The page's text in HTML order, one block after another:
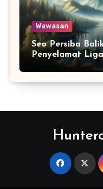
Wawasan
Seo Persiba
Penyelamat